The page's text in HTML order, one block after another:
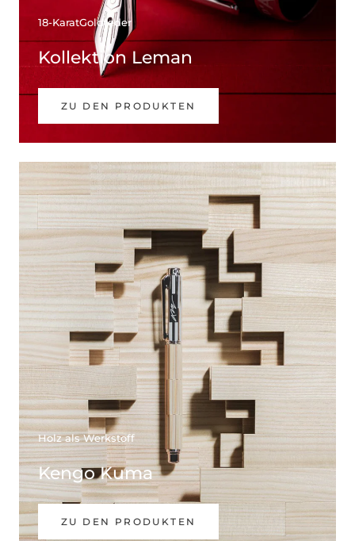
18-KaratGoldfeder
Kollektion Leman
ZU DEN PRODUKTEN
Holz als Werkstoff
Kengo Kuma
ZU DEN PRODUKTEN